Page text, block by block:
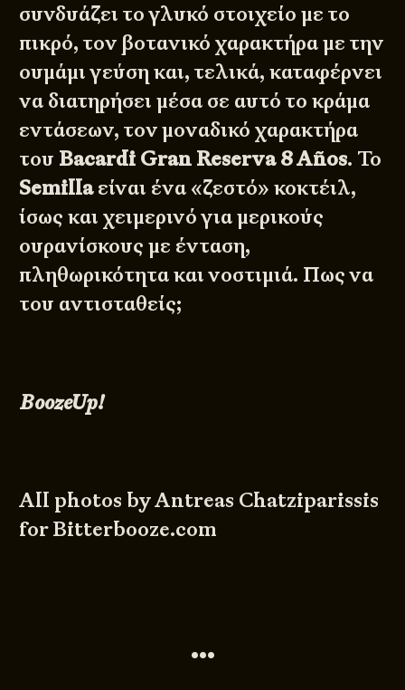
συνδυάζει το γλυκό στοιχείο με το
πικρό, τον βοτανικό χαρακτήρα με την
ουμάμι γεύση και, τελικά, καταφέρνει
να διατηρήσει μέσα σε αυτό το κράμα
εντάσεων, τον μοναδικό χαρακτήρα
του Bacardi Gran Reserva 8 Años. Το
Semillaείναι ένα «ζεστό» κοκτέιλ,
ίσως και χειμερινό για μερικούς
ουρανίσκους με ένταση,
πληθωρικότητα και νοστιμιά. Πως να
του αντισταθείς;
BoozeUp!
All photos byAntreas Chatziparissis
forBitterbooze.com
•••